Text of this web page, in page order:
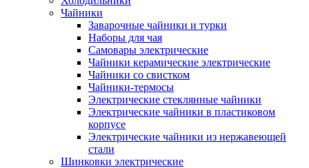
Чайники
Заварочные чайники и турки
Наборы для чая
Самовары электрические
Чайники керамические электрические
Чайники со свистком
Чайники-термосы
Электрические стеклянные чайники
Электрические чайники в пластиковом
корпусе
Электрические чайники из нержавеющей
стали
Шинковки электрические